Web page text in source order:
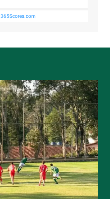
365Scores.com